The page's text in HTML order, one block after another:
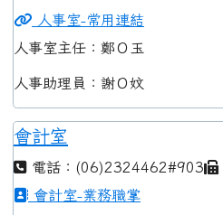
人事室-常用連結
人事室主任：鄭Ｏ玉
人事助理員：謝Ｏ妏
會計室
電話：(06)2324462#903
會計室-業務職掌